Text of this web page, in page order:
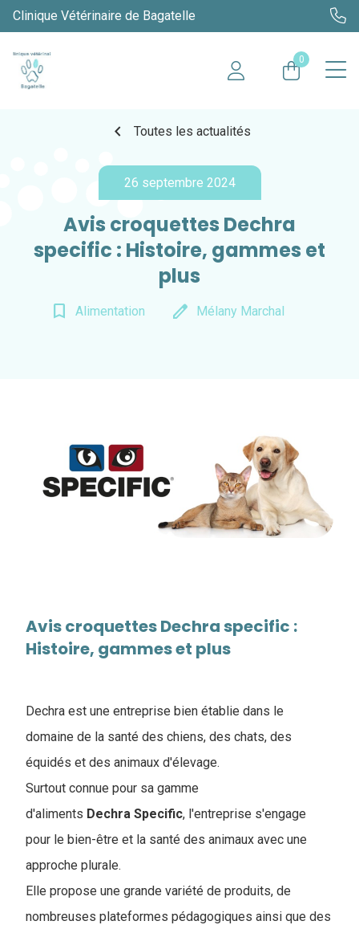
Clinique Vétérinaire de Bagatelle
0
chevron_left Toutes les actualités
26 septembre 2024
Avis croquettes Dechra
specific : Histoire, gammes et
plus
bookmark_border Alimentation edit Mélany Marchal
Avis croquettes Dechra specific :
Histoire, gammes et plus
Dechra est une entreprise bien établie dans le
domaine de la santé des chiens, des chats, des
équidés et des animaux d'élevage.
Surtout connue pour sa gamme
d'aliments Dechra Specific, l'entreprise s'engage
pour le bien-être et la santé des animaux avec une
approche plurale.
Elle propose une grande variété de produits, de
nombreuses plateformes pédagogiques ainsi que des